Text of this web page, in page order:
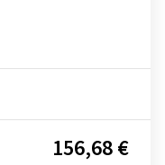
156,68 €